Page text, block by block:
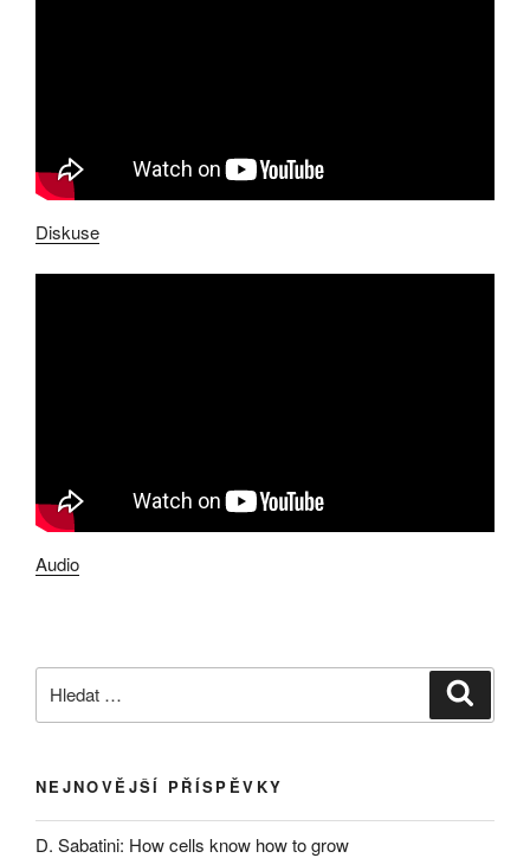
Diskuse
Audio
NEJNOVĚJŠÍ PŘÍSPĚVKY
D. Sabatini: How cells know how to grow